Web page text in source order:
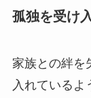
孤独を受け
家族との絆を
入れているよ